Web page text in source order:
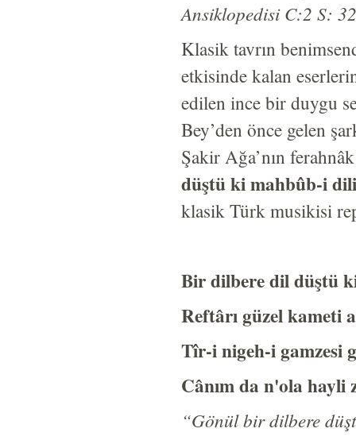
Ansiklopedisi C:2 S:
Klasik tavrın
etkisinde kalan
edilen ince bir duygu
Bey’den önce gelen
Şakir Ağa’nın
düştü ki mahbûb-i
klasik Türk musikisi
Bir dilbere dil düştü
Reftârı güzel kameti
Tîr-i nigeh-i gamzesi
Cânım da n'ola hayli
“Gönül bir dilbere